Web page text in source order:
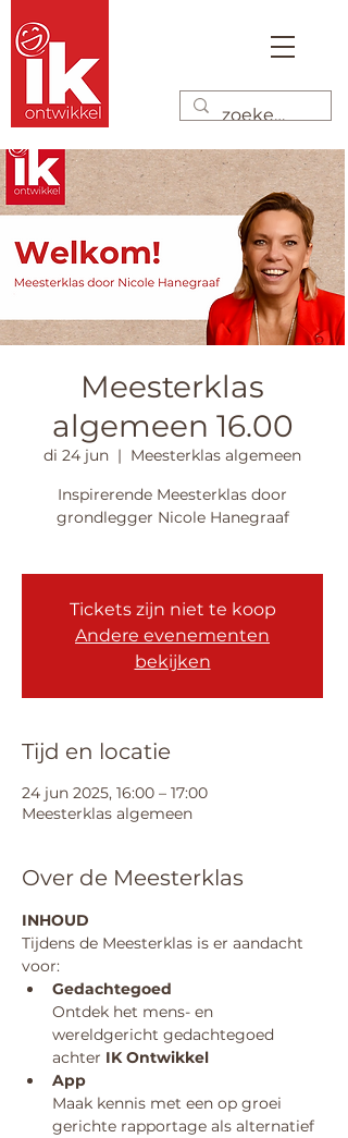
Meesterklas
algemeen 16.00
di 24 jun
  |
Meesterklas algemeen
Inspirerende Meesterklas door
grondlegger Nicole Hanegraaf
Tickets zijn niet te koop
Andere evenementen
bekijken
Tijd en locatie
24 jun 2025, 16:00 – 17:00
Meesterklas algemeen
Over de Meesterklas
INHOUD
Tijdens de Meesterklas is er aandacht
voor:
Gedachtegoed
Ontdek het mens- en
wereldgericht gedachtegoed
achter IK Ontwikkel
App
Maak kennis met een op groei
gerichte rapportage als alternatief